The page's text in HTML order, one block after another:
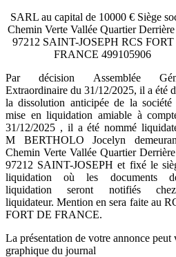
SARL au capital de 10000 € Siège
Chemin Verte Vallée Quartier
97212 SAINT-JOSEPH RCS
FRANCE 499105906
Par décision Assemblée
Extraordinaire du 31/12/2025, il a été
la dissolution anticipée de la société
mise en liquidation amiable à
31/12/2025 , il a été nommé
M BERTHOLO Jocelyn
Chemin Verte Vallée Quartier
97212 SAINT-JOSEPH et fixé le
liquidation où les documents
liquidation seront notifiés
liquidateur. Mention en sera faite au
FORT DE FRANCE.
La présentation de votre annonce
graphique du journal